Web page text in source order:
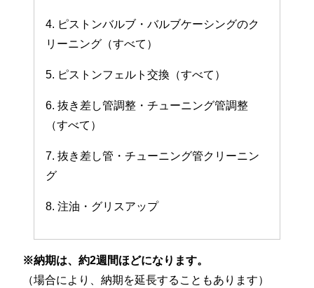
4. ピストンバルブ・バルブケーシングのク
リーニング（すべて）
5. ピストンフェルト交換（すべて）
6. 抜き差し管調整・チューニング管調整
（すべて）
7. 抜き差し管・チューニング管クリーニン
グ
8. 注油・グリスアップ
※納期は、約2週間ほどになります。
（場合により、納期を延長することもあります）